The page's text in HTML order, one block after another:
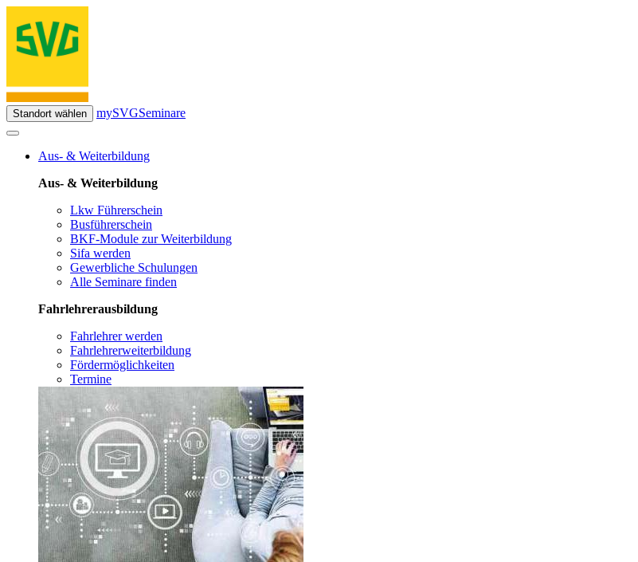
Standort wählen mySVGSeminare
Aus- & Weiterbildung
Aus- & Weiterbildung
Lkw Führerschein
Busführerschein
BKF-Module zur Weiterbildung
Sifa werden
Gewerbliche Schulungen
Alle Seminare finden
Fahrlehrerausbildung
Fahrlehrer werden
Fahrlehrerweiterbildung
Fördermöglichkeiten
Termine